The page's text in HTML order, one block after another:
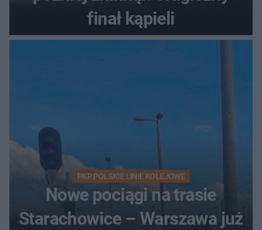
finał kąpieli
PKP POLSKIE LINIE KOLEJOWE
Nowe pociągi na trasie
Starachowice – Warszawa już